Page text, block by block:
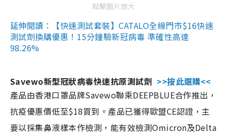
點擊圖片放大
延伸閱讀：【快速測試套裝】CATALO全線門市$16快速
測試劑換購優惠！15分鐘驗新冠病毒 準確性高達
98.26%
Savewo新型冠狀病毒快速抗原測試劑 >>按此選購<<
產品由香港口罩品牌Savewo聯乘DEEPBLUE合作推出，
抗疫優惠價低至$18買到。產品已獲得歐盟CE認證，主
要以採集鼻液樣本作檢測，能有效檢測Omicron及Delta